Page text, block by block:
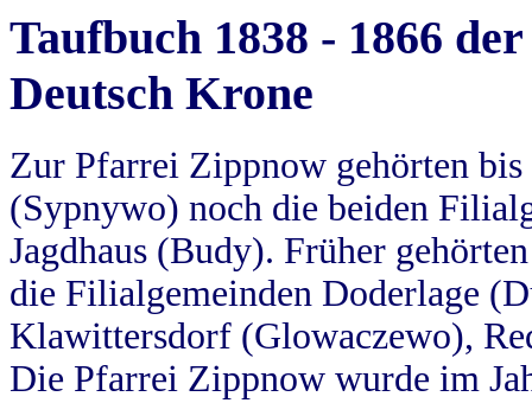
Taufbuch 1838 - 1866
Deutsch Krone
Zur Pfarrei Zippnow gehörten
(Sypnywo) noch die beiden
Jagdhaus (Budy). Früher
die Filialgemeinden Doderlage
Klawittersdorf (Glowaczewo),
Die Pfarrei Zippnow wurde im